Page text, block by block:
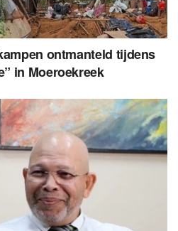
ontmanteld tijdens
in Moeroekreek